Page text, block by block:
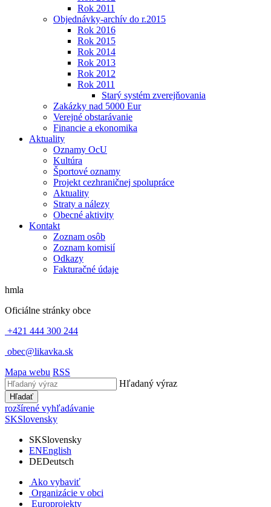
Rok 2011
Objednávky-archív do r.2015
Rok 2016
Rok 2015
Rok 2014
Rok 2013
Rok 2012
Rok 2011
Starý systém zverejňovania
Zakázky nad 5000 Eur
Verejné obstarávanie
Financie a ekonomika
Aktuality
Oznamy OcU
Kultúra
Športové oznamy
Projekt cezhraničnej spolupráce
Aktuality
Straty a nálezy
Obecné aktivity
Kontakt
Zoznam osôb
Zoznam komisií
Odkazy
Fakturačné údaje
hmla
Oficiálne stránky obce
+421 444 300 244
obec@likavka.sk
Mapa webu RSS
Hľadaný výraz
Hľadať
rozšírené vyhľadávanie
SKSlovensky
SKSlovensky
ENEnglish
DEDeutsch
Ako vybaviť
Organizácie v obci
Europrojekty